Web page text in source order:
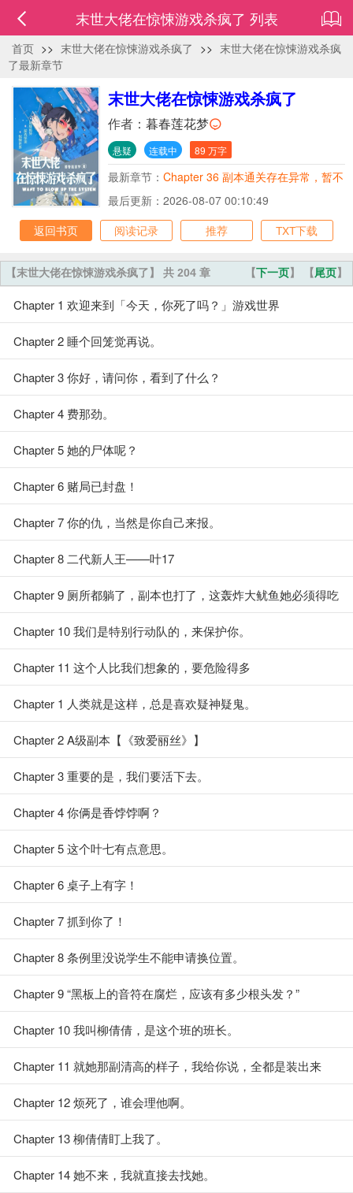
末世大佬在惊悚游戏杀疯了 列表
首页 >> 末世大佬在惊悚游戏杀疯了 >> 末世大佬在惊悚游戏杀疯
了最新章节
末世大佬在惊悚游戏杀疯了
作者： 暮春莲花梦
悬疑 连载中 89 万字
最新章节： Chapter 36 副本通关存在异常，暂不
进行通关评价。
最后更新：2026-08-07 00:10:49
返回书页
阅读记录 推荐 TXT下载
【下一页】 【尾页】
【末世大佬在惊悚游戏杀疯了】 共 204 章
Chapter 1 欢迎来到「今天，你死了吗？」游戏世界
Chapter 2 睡个回笼觉再说。
Chapter 3 你好，请问你，看到了什么？
Chapter 4 费那劲。
Chapter 5 她的尸体呢？
Chapter 6 赌局已封盘！
Chapter 7 你的仇，当然是你自己来报。
Chapter 8 二代新人王——叶17
Chapter 9 厕所都躺了，副本也打了，这轰炸大鱿鱼她必须得吃
上！
Chapter 10 我们是特别行动队的，来保护你。
Chapter 11 这个人比我们想象的，要危险得多
Chapter 1 人类就是这样，总是喜欢疑神疑鬼。
Chapter 2 A级副本【《致爱丽丝》】
Chapter 3 重要的是，我们要活下去。
Chapter 4 你俩是香饽饽啊？
Chapter 5 这个叶七有点意思。
Chapter 6 桌子上有字！
Chapter 7 抓到你了！
Chapter 8 条例里没说学生不能申请换位置。
Chapter 9 “黑板上的音符在腐烂，应该有多少根头发？”
Chapter 10 我叫柳倩倩，是这个班的班长。
Chapter 11 就她那副清高的样子，我给你说，全都是装出来
的。
Chapter 12 烦死了，谁会理他啊。
Chapter 13 柳倩倩盯上我了。
Chapter 14 她不来，我就直接去找她。